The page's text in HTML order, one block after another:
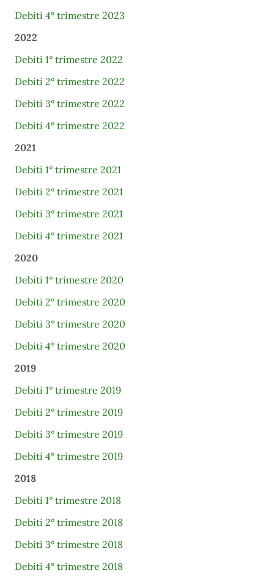
Debiti 4° trimestre 2023
2022
Debiti 1° trimestre 2022
Debiti 2° trimestre 2022
Debiti 3° trimestre 2022
Debiti 4° trimestre 2022
2021
Debiti 1° trimestre 2021
Debiti 2° trimestre 2021
Debiti 3° trimestre 2021
Debiti 4° trimestre 2021
2020
Debiti 1° trimestre 2020
Debiti 2° trimestre 2020
Debiti 3° trimestre 2020
Debiti 4° trimestre 2020
2019
Debiti 1° trimestre 2019
Debiti 2° trimestre 2019
Debiti 3° trimestre 2019
Debiti 4° trimestre 2019
2018
Debiti 1° trimestre 2018
Debiti 2° trimestre 2018
Debiti 3° trimestre 2018
Debiti 4° trimestre 2018